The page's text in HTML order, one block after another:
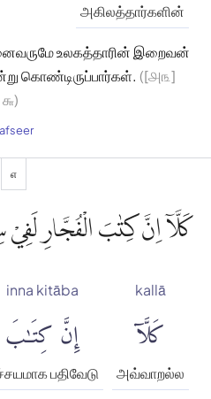
அகிலத்தார்களின்
உலகத்தாரின் இறைவன்
கொண்டிருப்பார்கள். ([௮௩]
௬)
௭
كَلَّآ اِنَّ كِتٰبَ الْفُجَّارِ لَفِيْ
kallā
كَلَّآ
அவ்வாறல்ல
inna kitāba
إِنَّ كِتَٰبَ
பதிவேடு